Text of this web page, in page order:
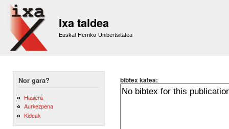
Ixa taldea
Euskal Herriko Unibertsitatea
Nor gara?
Hasiera
Aurkezpena
Kideak
bibtex katea: